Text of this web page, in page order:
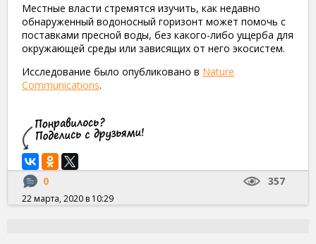
Местные власти стремятся изучить, как недавно
обнаруженный водоносный горизонт может помочь с
поставками пресной воды, без какого-либо ущерба для
окружающей среды или зависящих от него экосистем.
Исследование было опубликовано в Nature
Communications.
0 357
22 марта, 2020 в 10:29